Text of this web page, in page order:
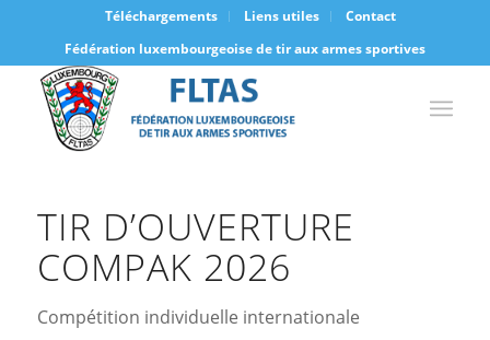
Téléchargements Liens utiles
Contact
Fédération luxembourgeoise de tir aux armes sportives
TIR D’OUVERTURE
COMPAK 2026
Compétition individuelle internationale